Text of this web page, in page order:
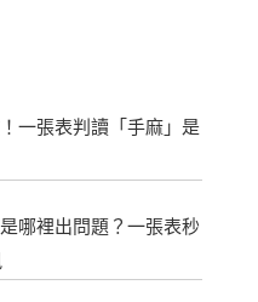
一張表判讀「手麻」是
哪裡出問題？一張表秒